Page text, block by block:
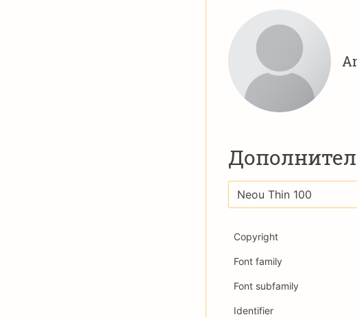
Copyright
Font family
Font subfamily
Identifier